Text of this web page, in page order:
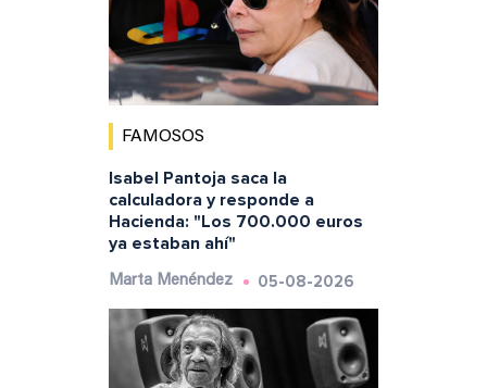
FAMOSOS
Isabel Pantoja saca la
calculadora y responde a
Hacienda: "Los 700.000 euros
ya estaban ahí"
Marta Menéndez 05-08-2026